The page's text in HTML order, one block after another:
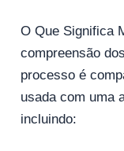
O Que Significa
compreensão
processo é
usada com uma
incluindo: